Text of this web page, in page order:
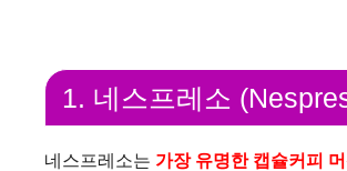
1. 네스프레소
네스프레소는 가장 유명한 캡슐커피